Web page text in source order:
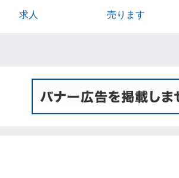
求人 売ります